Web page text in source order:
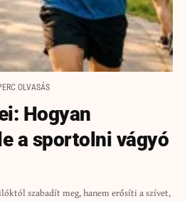
OLVASÁS
Hogyan
a sportolni vágyó
szabadít meg, hanem erősíti a szívet,